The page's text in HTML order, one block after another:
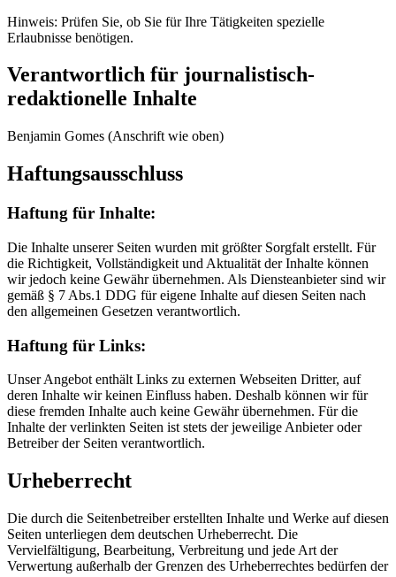
Hinweis: Prüfen Sie, ob Sie für Ihre Tätigkeiten spezielle
Erlaubnisse benötigen.
Verantwortlich für journalistisch-
redaktionelle Inhalte
Benjamin Gomes (Anschrift wie oben)
Haftungsausschluss
Haftung für Inhalte:
Die Inhalte unserer Seiten wurden mit größter Sorgfalt erstellt. Für
die Richtigkeit, Vollständigkeit und Aktualität der Inhalte können
wir jedoch keine Gewähr übernehmen. Als Diensteanbieter sind wir
gemäß § 7 Abs.1 DDG für eigene Inhalte auf diesen Seiten nach
den allgemeinen Gesetzen verantwortlich.
Haftung für Links:
Unser Angebot enthält Links zu externen Webseiten Dritter, auf
deren Inhalte wir keinen Einfluss haben. Deshalb können wir für
diese fremden Inhalte auch keine Gewähr übernehmen. Für die
Inhalte der verlinkten Seiten ist stets der jeweilige Anbieter oder
Betreiber der Seiten verantwortlich.
Urheberrecht
Die durch die Seitenbetreiber erstellten Inhalte und Werke auf diesen
Seiten unterliegen dem deutschen Urheberrecht. Die
Vervielfältigung, Bearbeitung, Verbreitung und jede Art der
Verwertung außerhalb der Grenzen des Urheberrechtes bedürfen der